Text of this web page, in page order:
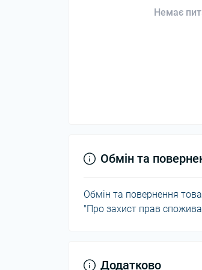
Немає
Обмін та
Обмін та повернення
"Про захист прав
Додатково